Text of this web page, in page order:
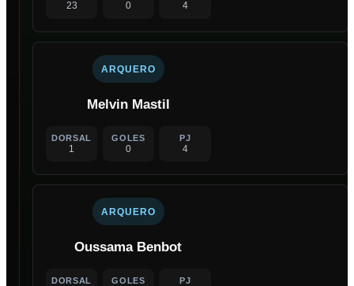
23 0 4
ARQUERO
Melvin Mastil
DORSAL
1
GOLES
0
PJ
4
ARQUERO
Oussama Benbot
DORSAL GOLES PJ